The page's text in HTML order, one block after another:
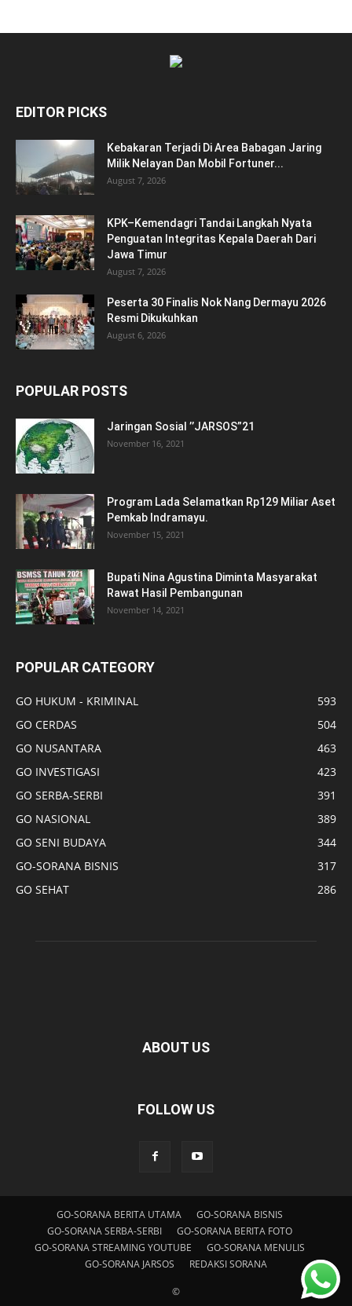
EDITOR PICKS
Kebakaran Terjadi Di Area Babagan Jaring
Milik Nelayan Dan Mobil Fortuner...
August 7, 2026
KPK–Kemendagri Tandai Langkah Nyata
Penguatan Integritas Kepala Daerah Dari
Jawa Timur
August 7, 2026
Peserta 30 Finalis Nok Nang Dermayu 2026
Resmi Dikukuhkan
August 6, 2026
POPULAR POSTS
Jaringan Sosial ’’JARSOS”21
November 16, 2021
Program Lada Selamatkan Rp129 Miliar Aset
Pemkab Indramayu.
November 15, 2021
Bupati Nina Agustina Diminta Masyarakat
Rawat Hasil Pembangunan
November 14, 2021
POPULAR CATEGORY
GO HUKUM - KRIMINAL
593
GO CERDAS
504
GO NUSANTARA
463
GO INVESTIGASI
423
GO SERBA-SERBI
391
GO NASIONAL
389
GO SENI BUDAYA
344
GO-SORANA BISNIS
317
GO SEHAT
286
ABOUT US
FOLLOW US
GO-SORANA BERITA UTAMA
GO-SORANA BISNIS
GO-SORANA SERBA-SERBI
GO-SORANA BERITA FOTO
GO-SORANA STREAMING YOUTUBE
GO-SORANA MENULIS
GO-SORANA JARSOS
REDAKSI SORANA
©